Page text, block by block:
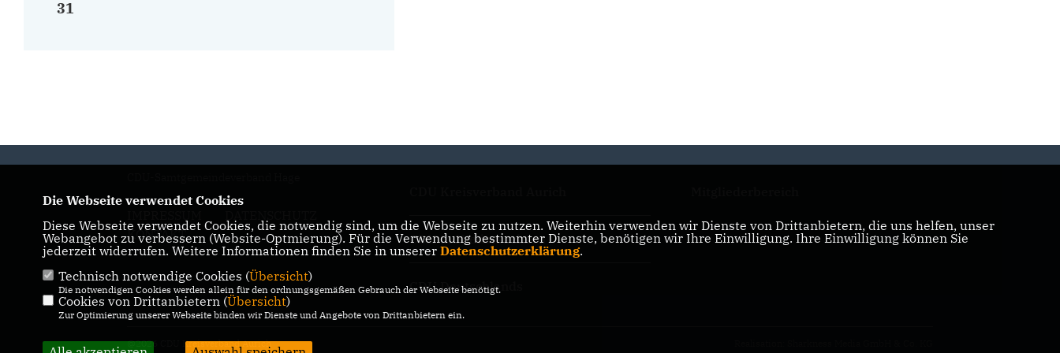
31
KONTAKT
CDU in Niedersachsen
CDU Deutschlands
@2026 CDU Kreisverband Aurich
Die Webseite verwendet Cookies
Diese Webseite verwendet Cookies, die notwendig sind, um die Webseite zu nutzen. Weiterhin verwenden wir Dienste von Drittanbietern, die uns helfen, unser
Webangebot zu verbessern (Website-Optmierung). Für die Verwendung bestimmter Dienste, benötigen wir Ihre Einwilligung. Ihre Einwilligung können Sie
jederzeit widerrufen. Weitere Informationen finden Sie in unserer Datenschutzerklärung.
Technisch notwendige Cookies (Übersicht)
Die notwendigen Cookies werden allein für den ordnungsgemäßen Gebrauch der Webseite benötigt.
Cookies von Drittanbietern (Übersicht)
Zur Optimierung unserer Webseite binden wir Dienste und Angebote von Drittanbietern ein.